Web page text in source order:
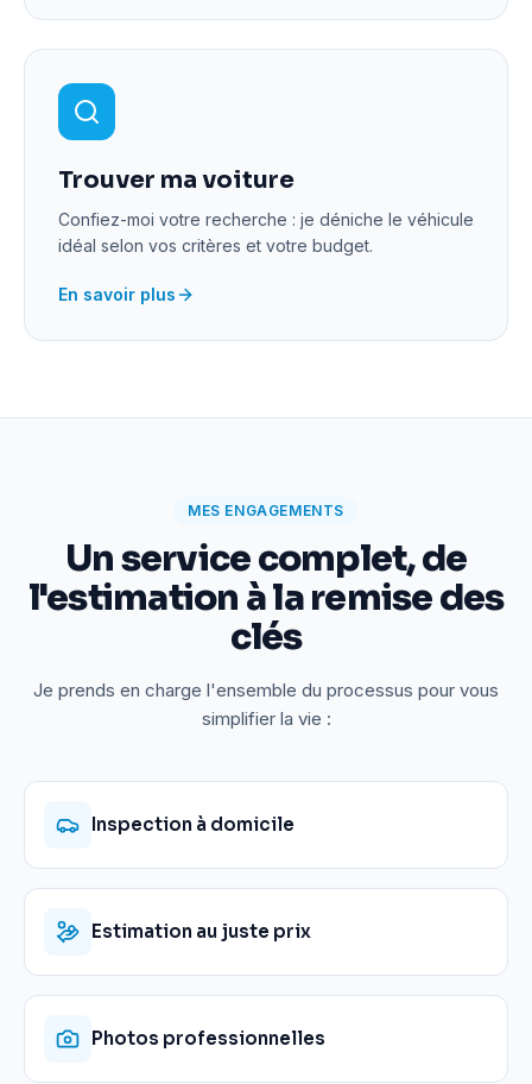
Trouver ma voiture
Confiez-moi votre recherche : je déniche le véhicule
idéal selon vos critères et votre budget.
En savoir plus
MES ENGAGEMENTS
Un service complet, de
l'estimation à la remise des
clés
Je prends en charge l'ensemble du processus pour vous
simplifier la vie :
Inspection à domicile
Estimation au juste prix
Photos professionnelles